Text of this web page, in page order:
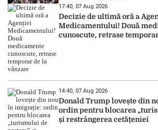
17:40, 07 Aug 2026
Decizie de ultimă oră a
Medicamentului! Două
cunoscute, retrase
14:40, 07 Aug 2026
Donald Trump lovește din
ordin pentru blocarea
și restrângerea cetățeniei